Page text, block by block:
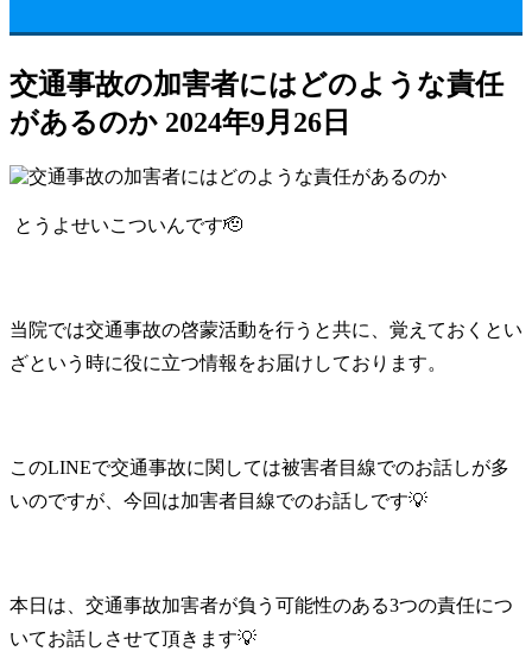
交通事故の加害者にはどのような責任
があるのか 2024年9月26日
とうよせいこついんです🫡
当院では交通事故の啓蒙活動を行うと共に、覚えておくとい
ざという時に役に立つ情報をお届けしております。
このLINEで交通事故に関しては被害者目線でのお話しが多
いのですが、今回は加害者目線でのお話しです💡
本日は、交通事故加害者が負う可能性のある3つの責任につ
いてお話しさせて頂きます💡